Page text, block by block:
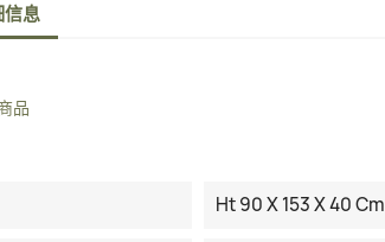
信息
品
Ht 90 X 153 X 40 Cm